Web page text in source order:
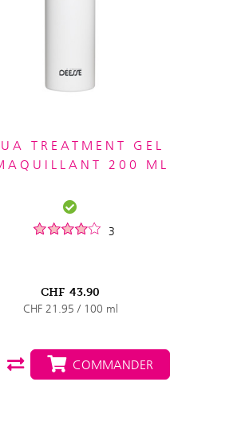
TREATMENT GEL
200 ML
3
CHF 43.90
CHF 21.95 / 100 ml
COMMANDER